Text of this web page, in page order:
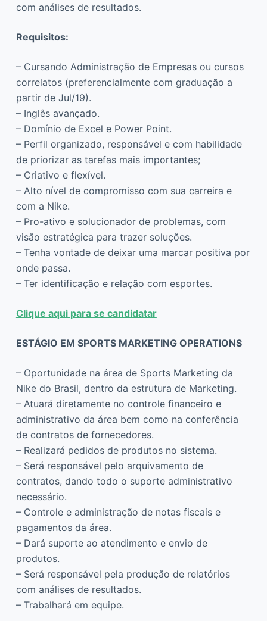
com análises de resultados.
Requisitos:
– Cursando Administração de Empresas ou cursos
correlatos (preferencialmente com graduação a
partir de Jul/19).
– Inglês avançado.
– Domínio de Excel e Power Point.
– Perfil organizado, responsável e com habilidade
de priorizar as tarefas mais importantes;
– Criativo e flexível.
– Alto nível de compromisso com sua carreira e
com a Nike.
– Pro-ativo e solucionador de problemas, com
visão estratégica para trazer soluções.
– Tenha vontade de deixar uma marcar positiva por
onde passa.
– Ter identificação e relação com esportes.
Clique aqui para se candidatar
ESTÁGIO EM SPORTS MARKETING OPERATIONS
– Oportunidade na área de Sports Marketing da
Nike do Brasil, dentro da estrutura de Marketing.
– Atuará diretamente no controle financeiro e
administrativo da área bem como na conferência
de contratos de fornecedores.
– Realizará pedidos de produtos no sistema.
– Será responsável pelo arquivamento de
contratos, dando todo o suporte administrativo
necessário.
– Controle e administração de notas fiscais e
pagamentos da área.
– Dará suporte ao atendimento e envio de
produtos.
– Será responsável pela produção de relatórios
com análises de resultados.
– Trabalhará em equipe.